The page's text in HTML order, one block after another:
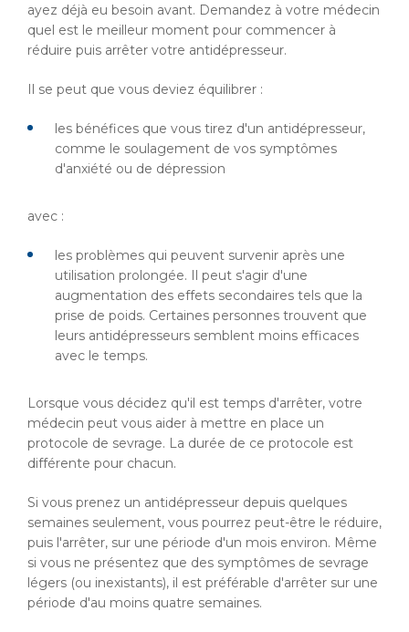
ayez déjà eu besoin avant. Demandez à votre médecin
quel est le meilleur moment pour commencer à
réduire puis arrêter votre antidépresseur.
Il se peut que vous deviez équilibrer :
les bénéfices que vous tirez d'un antidépresseur,
comme le soulagement de vos symptômes
d'anxiété ou de dépression
avec :
les problèmes qui peuvent survenir après une
utilisation prolongée. Il peut s'agir d'une
augmentation des effets secondaires tels que la
prise de poids. Certaines personnes trouvent que
leurs antidépresseurs semblent moins efficaces
avec le temps.
Lorsque vous décidez qu'il est temps d'arrêter, votre
médecin peut vous aider à mettre en place un
protocole de sevrage. La durée de ce protocole est
différente pour chacun.
Si vous prenez un antidépresseur depuis quelques
semaines seulement, vous pourrez peut-être le réduire,
puis l'arrêter, sur une période d'un mois environ. Même
si vous ne présentez que des symptômes de sevrage
légers (ou inexistants), il est préférable d'arrêter sur une
période d'au moins quatre semaines.